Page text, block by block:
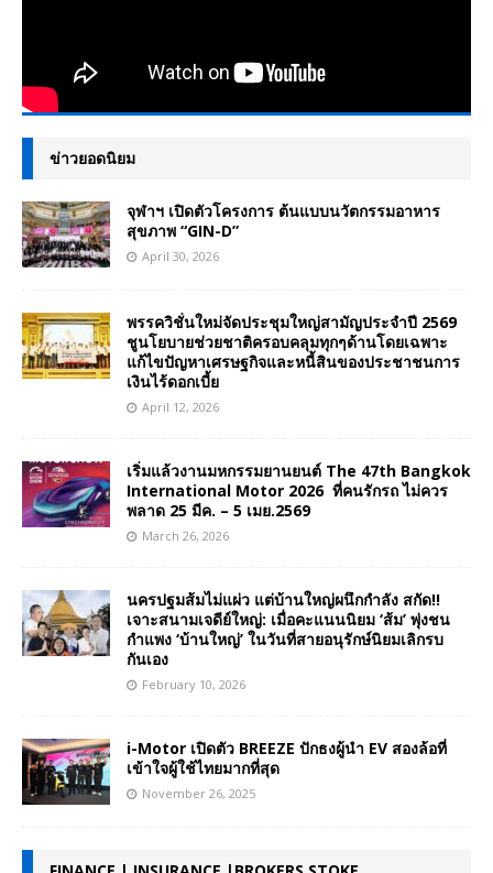
ข่าวยอดนิยม
จุฬาฯ เปิดตัวโครงการ ต้นแบบนวัตกรรมอาหาร
สุขภาพ “GIN-D”
April 30, 2026
พรรควิชั่นใหม่จัดประชุมใหญ่สามัญประจำปี 2569
ชูนโยบายช่วยชาติครอบคลุมทุกๆด้านโดยเฉพาะ
แก้ไขปัญหาเศรษฐกิจและหนี้สินของประชาชนการ
เงินไร้ดอกเบี้ย
April 12, 2026
เริ่มแล้วงานมหกรรมยานยนต์ The 47th Bangkok
International Motor 2026 ที่คนรักรถ ไม่ควร
พลาด 25 มีค. – 5 เมย.2569
March 26, 2026
นครปฐมส้มไม่แผ่ว แต่บ้านใหญ่ผนึกกำลัง สกัด!!
เจาะสนามเจดีย์ใหญ่: เมื่อคะแนนนิยม ‘ส้ม’ พุ่งชน
กำแพง ‘บ้านใหญ่’ ในวันที่สายอนุรักษ์นิยมเลิกรบ
กันเอง
February 10, 2026
i-Motor เปิดตัว BREEZE ปักธงผู้นำ EV สองล้อที่
เข้าใจผู้ใช้ไทยมากที่สุด
November 26, 2025